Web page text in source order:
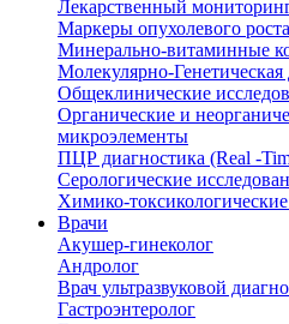
Лекарственный
Маркеры опухолевого роста
Минерально-витаминные
Молекулярно-Генетическая
Общеклинические
Органические и
микроэлементы
ПЦР диагностика (Real -
Серологические
Химико-
Врачи
Акушер-гинеколог
Андролог
Врач ультразвуковой
Гастроэнтеролог